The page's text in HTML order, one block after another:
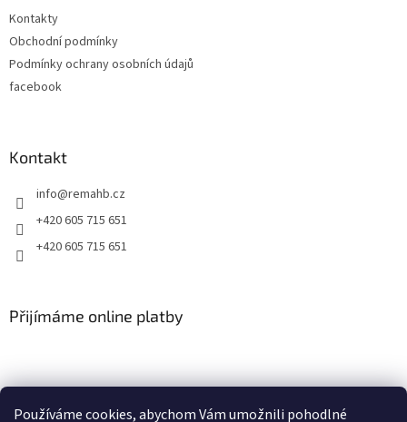
Používáme cookies, abychom Vám umožnili pohodlné
Kontakty
Obchodní podmínky
Podmínky ochrany osobních údajů
facebook
Kontakt
info@remahb.cz
+420 605 715 651
+420 605 715 651
Přijímáme online platby